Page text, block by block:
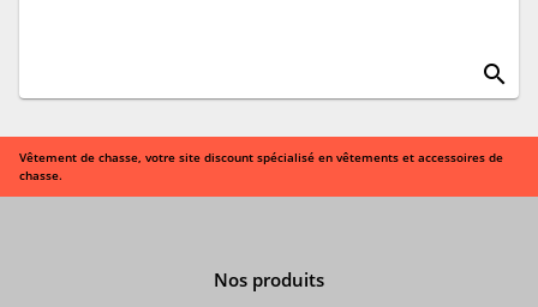
search
Vêtement de chasse, votre site discount spécialisé en vêtements et accessoires de
chasse.
Nos produits